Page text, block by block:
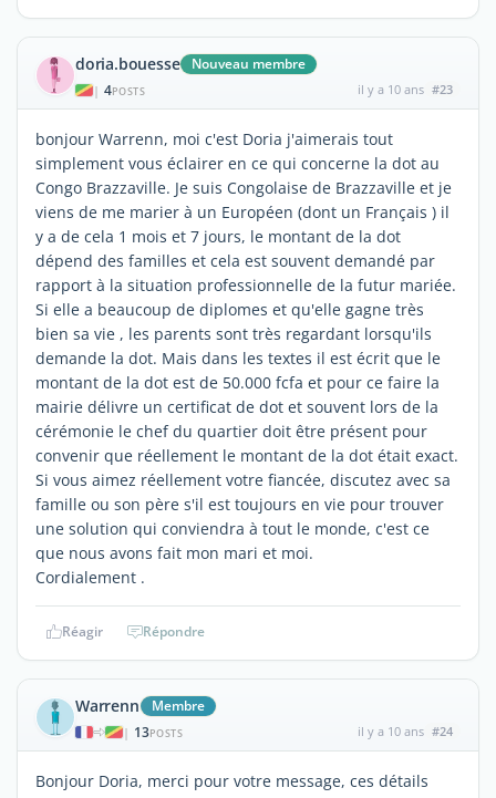
doria.bouesse Nouveau membre
| 4POSTS il y a 10 ans #23
bonjour Warrenn, moi c'est Doria j'aimerais tout
simplement vous éclairer en ce qui concerne la dot au
Congo Brazzaville. Je suis Congolaise de Brazzaville et je
viens de me marier à un Européen (dont un Français ) il
y a de cela 1 mois et 7 jours, le montant de la dot
dépend des familles et cela est souvent demandé par
rapport à la situation professionnelle de la futur mariée.
Si elle a beaucoup de diplomes et qu'elle gagne très
bien sa vie , les parents sont très regardant lorsqu'ils
demande la dot. Mais dans les textes il est écrit que le
montant de la dot est de 50.000 fcfa et pour ce faire la
mairie délivre un certificat de dot et souvent lors de la
cérémonie le chef du quartier doit être présent pour
convenir que réellement le montant de la dot était exact.
Si vous aimez réellement votre fiancée, discutez avec sa
famille ou son père s'il est toujours en vie pour trouver
une solution qui conviendra à tout le monde, c'est ce
que nous avons fait mon mari et moi.
Cordialement .
Réagir Répondre
Warrenn Membre
| 13POSTS il y a 10 ans #24
Bonjour Doria, merci pour votre message, ces détails